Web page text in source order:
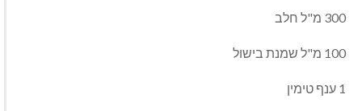
300 מ"ל חלב
100 מ"ל שמנת בישול
1 ענף טימין